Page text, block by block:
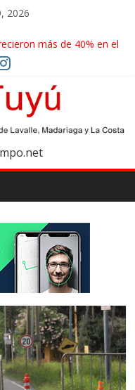
2026
más de 40% en el
que enfrenta
para actualizar el
un récord histórico
millones de toneladas